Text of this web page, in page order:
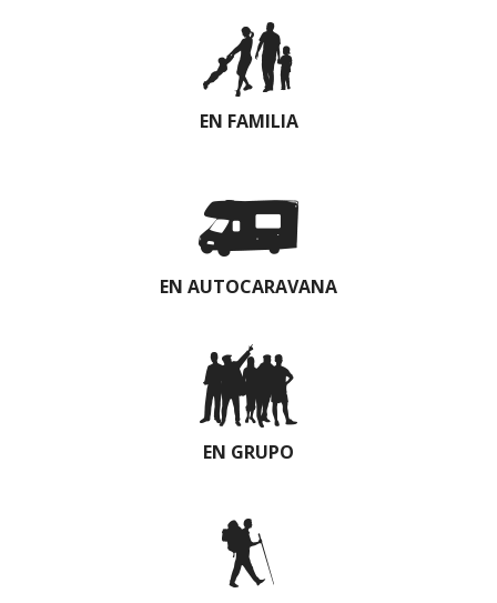
EN FAMILIA
EN AUTOCARAVANA
EN GRUPO